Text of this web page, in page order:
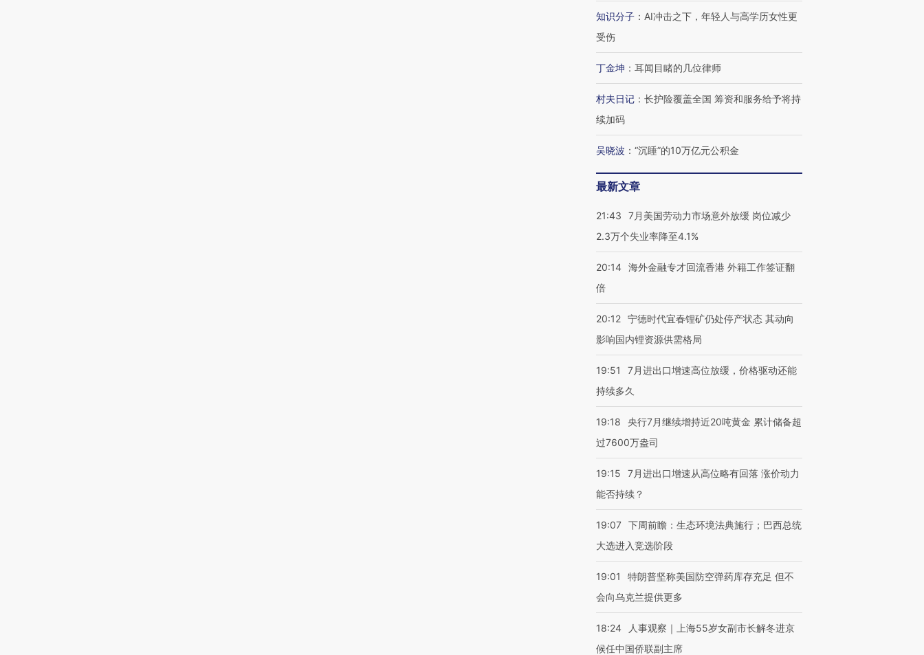
知识分子 ： AI冲击之下，年轻人与高学历女性更
受伤
丁金坤 ： 耳闻目睹的几位律师
村夫日记 ： 长护险覆盖全国 筹资和服务给予将持
续加码
吴晓波 ： “沉睡”的10万亿元公积金
最新文章
21:43
7月美国劳动力市场意外放缓 岗位减少
2.3万个失业率降至4.1%
20:14 海外金融专才回流香港 外籍工作签证翻
倍
20:12 宁德时代宜春锂矿仍处停产状态 其动向
影响国内锂资源供需格局
19:51
7月进出口增速高位放缓，价格驱动还能
持续多久
19:18
央行7月继续增持近20吨黄金 累计储备超
过7600万盎司
19:15
7月进出口增速从高位略有回落 涨价动力
能否持续？
19:07 下周前瞻：生态环境法典施行；巴西总统
大选进入竞选阶段
19:01
特朗普坚称美国防空弹药库存充足 但不
会向乌克兰提供更多
18:24
人事观察｜上海55岁女副市长解冬进京
候任中国侨联副主席